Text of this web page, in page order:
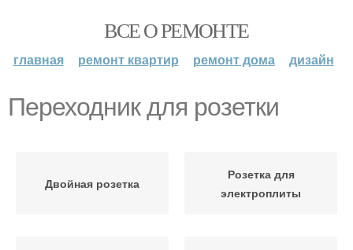
ВСЕ О РЕМОНТЕ
главная ремонт квартир ремонт дома дизайн
Переходник для розетки
Двойная розетка
Розетка для
электроплиты